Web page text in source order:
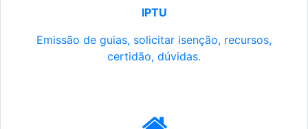
IPTU
Emissão de guias, solicitar isenção, recursos,
certidão, dúvidas.